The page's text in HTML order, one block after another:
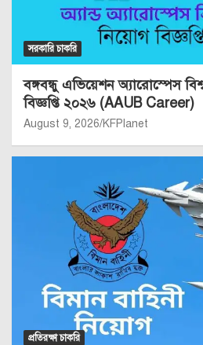
সরকারি চাকরি
বঙ্গবন্ধু এভিয়েশন অ্যারোস্পেস
বিজ্ঞপ্তি ২০২৬ (AAUB Career)
August 9, 2026 KFPlanet
প্রতিরক্ষা চাকরি